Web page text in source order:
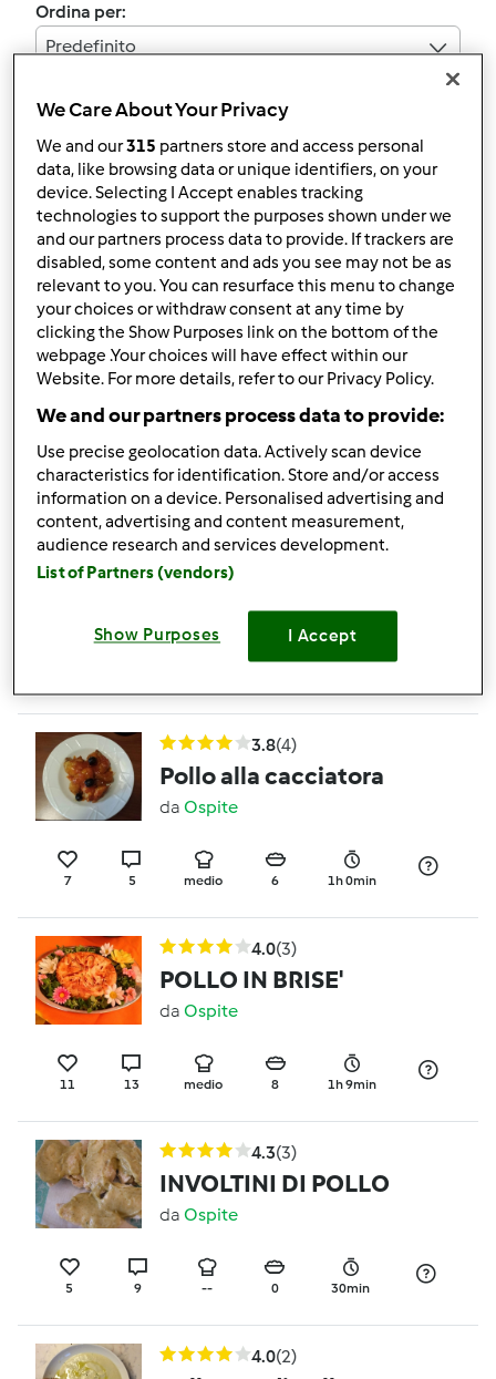
Ordina per:
Predefinito
Pollo al Curry
daOspite
10 10 facile 4 30min
4.4(7)
Pollo all'indiana
5 17 -- -- 50min
3.8 (5)
Pollo alla pizzaiola
3.8(4)
Pollo alla cacciatora
da Ospite
7 5 medio 6 1h 0min
4.0(3)
POLLO IN BRISE'
da Ospite
11 13 medio 8 1h 9min
4.3(3)
INVOLTINI DI POLLO
da Ospite
5 9 -- 0 30min
4.0(2)
We Care About Your Privacy
We and our315 partners store and access personal
data, like browsing data or unique identifiers, on your
device. Selecting I Accept enables tracking
technologies to support the purposes shown under we
and our partners process data to provide. If trackers are
disabled, some content and ads you see may not be as
relevant to you. You can resurface this menu to change
your choices or withdraw consent at any time by
clicking the Show Purposes link on the bottom of the
webpage .Your choices will have effect within our
Website. For more details, refer to our Privacy Policy.
We and our partners process data to provide:
Use precise geolocation data. Actively scan device
characteristics for identification. Store and/or access
information on a device. Personalised advertising and
content, advertising and content measurement,
audience research and services development.
List of Partners (vendors)
Show Purposes I Accept